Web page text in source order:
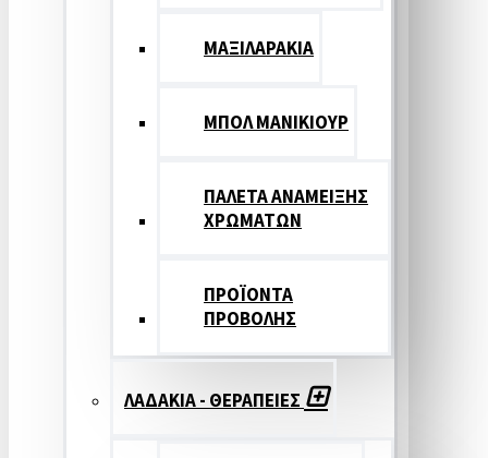
ΜΑΞΙΛΑΡΑΚΙΑ
ΜΠΟΛ ΜΑΝΙΚΙΟΥΡ
ΠΑΛΕΤΑ ΑΝΑΜΕΙΞΗΣ
ΧΡΩΜΑΤΩΝ
ΠΡΟΪΟΝΤΑ
ΠΡΟΒΟΛΗΣ
ΛΑΔΑΚΙΑ - ΘΕΡΑΠΕΙΕΣ